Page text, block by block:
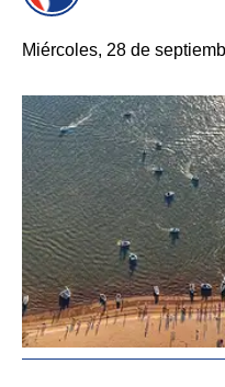
Miércoles, 28 de